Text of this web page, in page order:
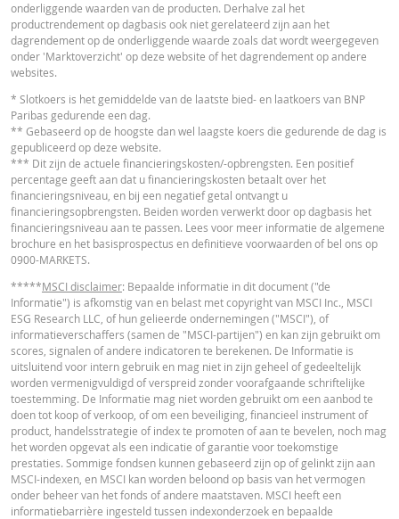
RECENTE KOERSINFORMATIE
Latest Product Quotes
onderliggende waarden van de producten. Derhalve zal het
productrendement op dagbasis ook niet gerelateerd zijn aan het
dagrendement op de onderliggende waarde zoals dat wordt weergegeven
onder 'Marktoverzicht' op deze website of het dagrendement op andere
websites.
* Slotkoers is het gemiddelde van de laatste bied- en laatkoers van BNP
Paribas gedurende een dag.
** Gebaseerd op de hoogste dan wel laagste koers die gedurende de dag is
gepubliceerd op deze website.
*** Dit zijn de actuele financieringskosten/-opbrengsten. Een positief
percentage geeft aan dat u financieringskosten betaalt over het
financieringsniveau, en bij een negatief getal ontvangt u
financieringsopbrengsten. Beiden worden verwerkt door op dagbasis het
financieringsniveau aan te passen. Lees voor meer informatie de algemene
brochure en het basisprospectus en definitieve voorwaarden of bel ons op
0900-MARKETS.
*****MSCI disclaimer: Bepaalde informatie in dit document ("de
Informatie") is afkomstig van en belast met copyright van MSCI Inc., MSCI
ESG Research LLC, of hun gelieerde ondernemingen ("MSCI"), of
informatieverschaffers (samen de "MSCI-partijen") en kan zijn gebruikt om
scores, signalen of andere indicatoren te berekenen. De Informatie is
uitsluitend voor intern gebruik en mag niet in zijn geheel of gedeeltelijk
worden vermenigvuldigd of verspreid zonder voorafgaande schriftelijke
toestemming. De Informatie mag niet worden gebruikt om een aanbod te
doen tot koop of verkoop, of om een beveiliging, financieel instrument of
product, handelsstrategie of index te promoten of aan te bevelen, noch mag
het worden opgevat als een indicatie of garantie voor toekomstige
prestaties. Sommige fondsen kunnen gebaseerd zijn op of gelinkt zijn aan
MSCI-indexen, en MSCI kan worden beloond op basis van het vermogen
onder beheer van het fonds of andere maatstaven. MSCI heeft een
informatiebarrière ingesteld tussen indexonderzoek en bepaalde